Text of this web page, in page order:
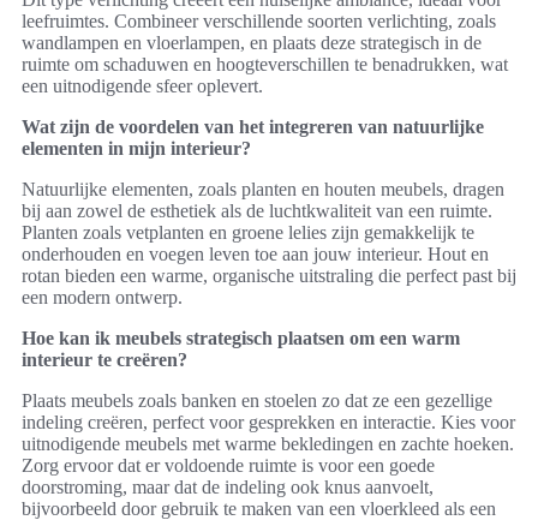
leefruimtes. Combineer verschillende soorten verlichting, zoals
wandlampen en vloerlampen, en plaats deze strategisch in de
ruimte om schaduwen en hoogteverschillen te benadrukken, wat
een uitnodigende sfeer oplevert.
Wat zijn de voordelen van het integreren van natuurlijke
elementen in mijn interieur?
Natuurlijke elementen, zoals planten en houten meubels, dragen
bij aan zowel de esthetiek als de luchtkwaliteit van een ruimte.
Planten zoals vetplanten en groene lelies zijn gemakkelijk te
onderhouden en voegen leven toe aan jouw interieur. Hout en
rotan bieden een warme, organische uitstraling die perfect past bij
een modern ontwerp.
Hoe kan ik meubels strategisch plaatsen om een warm
interieur te creëren?
Plaats meubels zoals banken en stoelen zo dat ze een gezellige
indeling creëren, perfect voor gesprekken en interactie. Kies voor
uitnodigende meubels met warme bekledingen en zachte hoeken.
Zorg ervoor dat er voldoende ruimte is voor een goede
doorstroming, maar dat de indeling ook knus aanvoelt,
bijvoorbeeld door gebruik te maken van een vloerkleed als een